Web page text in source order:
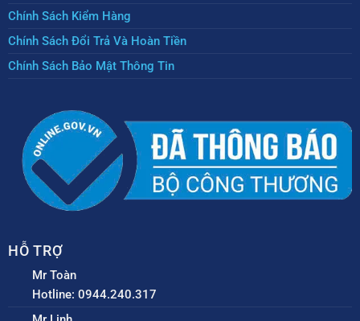
Chính Sách Kiểm Hàng
Chính Sách Đổi Trả Và Hoàn Tiền
Chính Sách Bảo Mật Thông Tin
HỖ TRỢ
Mr Toàn
Hotline: 0944.240.317